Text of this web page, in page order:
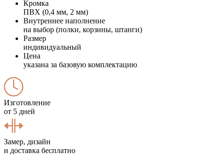
Кромка
ПВХ (0,4 мм, 2 мм)
Внутреннее наполнение
на выбор (полки, корзины, штанги)
Размер
индивидуальный
Цена
указана за базовую комплектацию
Изготовление
от 5 дней
Замер, дизайн
и доставка бесплатно